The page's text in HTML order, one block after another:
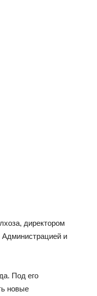
директором
и
Под его
новые